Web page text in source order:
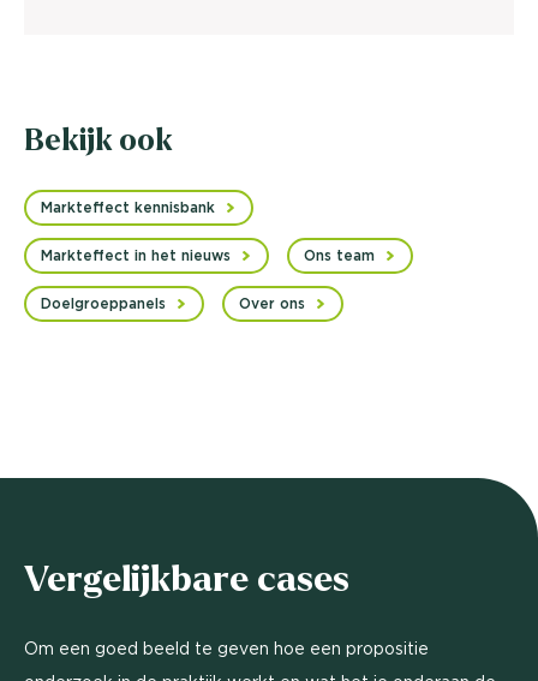
Bekijk ook
Markteffect kennisbank
Markteffect in het nieuws Ons team
Doelgroeppanels Over ons
Vergelijkbare cases
Om een goed beeld te geven hoe een propositie